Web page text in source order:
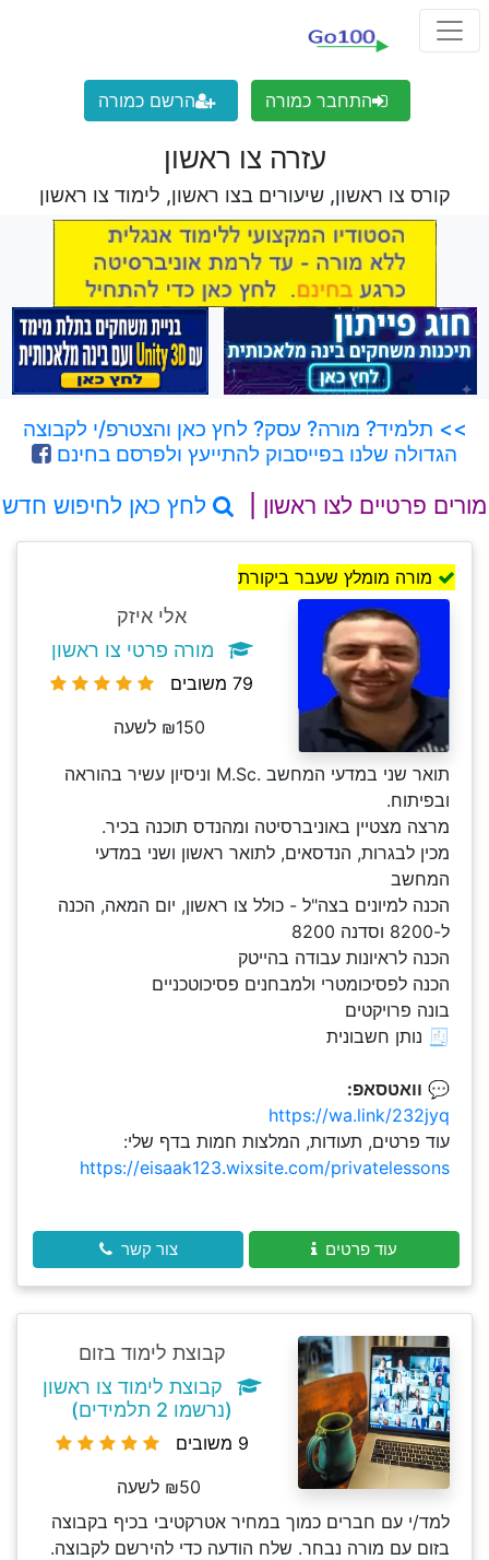
התחבר כמורה הרשם כמורה
עזרה צו ראשון
קורס צו ראשון, שיעורים בצו ראשון, לימוד צו ראשון
>> תלמיד? מורה? עסק? לחץ כאן והצטרפ/י לקבוצה
הגדולה שלנו בפייסבוק להתייעץ ולפרסם בחינם
מורים פרטיים לצו ראשון | לחץ כאן לחיפוש חדש
מורה מומלץ שעבר ביקורת
אלי איזק
מורה פרטי צו ראשון
79 משובים
₪150 לשעה
תואר שני במדעי המחשב .M.Sc וניסיון עשיר בהוראה
ובפיתוח.
מרצה מצטיין באוניברסיטה ומהנדס תוכנה בכיר.
מכין לבגרות, הנדסאים, לתואר ראשון ושני במדעי
המחשב
הכנה למיונים בצה"ל - כולל צו ראשון, יום המאה, הכנה
ל-8200 וסדנה 8200
הכנה לראיונות עבודה בהייטק
הכנה לפסיכומטרי ולמבחנים פסיכוטכניים
בונה פרויקטים
🧾 נותן חשבונית
💬 וואטסאפ:
https://wa.link/232jyq
עוד פרטים, תעודות, המלצות חמות בדף שלי:
https://eisaak123.wixsite.com/privatelessons
עוד פרטים צור קשר
קבוצת לימוד בזום
קבוצת לימוד צו ראשון
(נרשמו 2 תלמידים)
9 משובים
₪50 לשעה
למד/י עם חברים כמוך במחיר אטרקטיבי בכיף בקבוצה
בזום עם מורה נבחר. שלח הודעה כדי להירשם לקבוצה.